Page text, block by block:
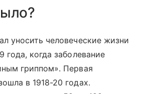
уносить человеческие жизни
года, когда заболевание
гриппом». Первая
в 1918-20 годах.